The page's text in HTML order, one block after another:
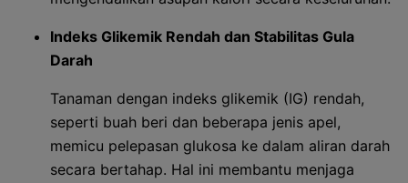
Indeks Glikemik Rendah dan Stabilitas Gula
Darah
Tanaman dengan indeks glikemik (IG) rendah,
seperti buah beri dan beberapa jenis apel,
memicu pelepasan glukosa ke dalam aliran darah
secara bertahap. Hal ini membantu menjaga